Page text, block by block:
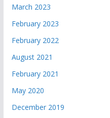
March 2023
February 2023
February 2022
August 2021
February 2021
May 2020
December 2019